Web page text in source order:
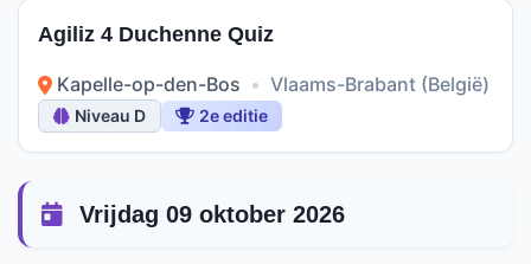
Agiliz 4 Duchenne Quiz
Kapelle-op-den-Bos • Vlaams-Brabant (België)
Niveau D 2e editie
Vrijdag 09 oktober 2026